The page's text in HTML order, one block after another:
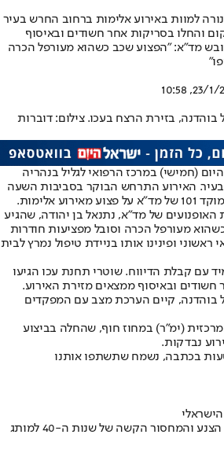
והחלו בסריקות אחר חשודים ובאיסוף
מד"א: "הפצוע שכב כשהוא מעורפל הכרה
23/1/
בוהדנה, בזירת הרצח בעכו. צילום: דוברות
נפטר היום (חמישי) במרכז הרפואי לגליל בנהריה
האירוע התרחש הבוקר בסביבות השעה
של מד"א, נתנאל בן יהודה, שהגיע
מעורפל הכרה וסובל מפציעות חודרות
ראשוני ופינינו אותו בניידת טיפול נמרץ לבית
עם קבלת הדיווח. שוטרי תחנת עכו הגיעו
ובאיסוף ממצאים מזירת האירוע.
בוהדנה, קיים הערכת מצב עם המפקדים
(ימ"ר) במחוז חוף, שהחלה בביצוע
נבדקות.
בכתבה, נשמח שתשתפו אותנו
איך אסם הפכה את תקופת הצנע והמחסור הקשה של שנות ה-40 למותג